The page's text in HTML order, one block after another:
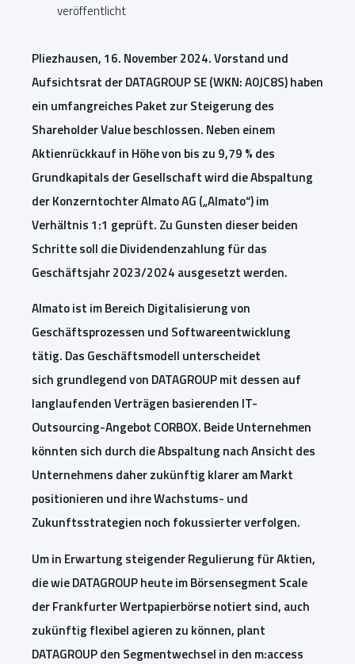
veröffentlicht
Pliezhausen, 16. November 2024. Vorstand und
Aufsichtsrat der DATAGROUP SE (WKN: A0JC8S) haben
ein umfangreiches Paket zur Steigerung des
Shareholder Value beschlossen. Neben einem
Aktienrückkauf in Höhe von bis zu 9,79 % des
Grundkapitals der Gesellschaft wird die Abspaltung
der Konzerntochter Almato AG („Almato“) im
Verhältnis 1:1 geprüft. Zu Gunsten dieser beiden
Schritte soll die Dividendenzahlung für das
Geschäftsjahr 2023/2024 ausgesetzt werden.
Almato ist im Bereich Digitalisierung von
Geschäftsprozessen und Softwareentwicklung
tätig. Das Geschäftsmodell unterscheidet
sich grundlegend von DATAGROUP mit dessen auf
langlaufenden Verträgen basierenden IT-
Outsourcing-Angebot CORBOX. Beide Unternehmen
könnten sich durch die Abspaltung nach Ansicht des
Unternehmens daher zukünftig klarer am Markt
positionieren und ihre Wachstums- und
Zukunftsstrategien noch fokussierter verfolgen.
Um in Erwartung steigender Regulierung für Aktien,
die wie DATAGROUP heute im Börsensegment Scale
der Frankfurter Wertpapierbörse notiert sind, auch
zukünftig flexibel agieren zu können, plant
DATAGROUP den Segmentwechsel in den m:access